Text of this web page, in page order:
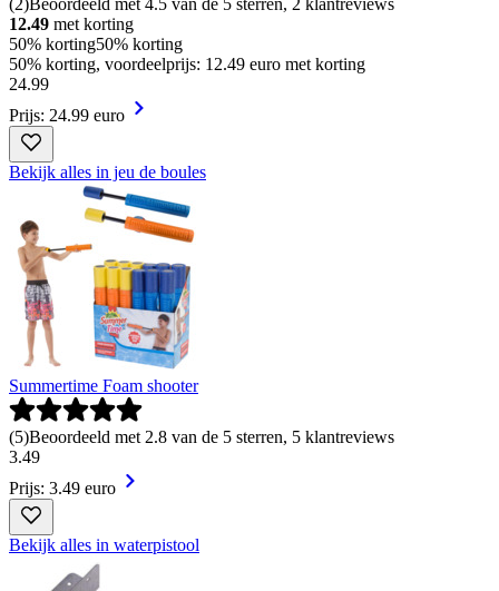
12.49 met korting
50% korting50% korting
50% korting, voordeelprijs: 12.49 euro met korting
24.99
Prijs: 24.99 euro
Bekijk alles in jeu de boules
Summertime Foam shooter
(5)Beoordeeld met 2.8 van de 5 sterren, 5 klantreviews
3.49
Prijs: 3.49 euro
Bekijk alles in waterpistool